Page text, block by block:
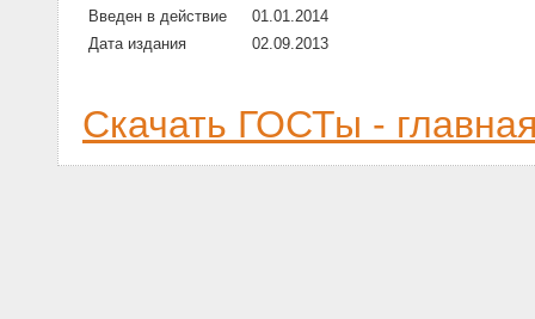
Введен в действие
01.01.2014
Дата издания
02.09.2013
Скачать ГОСТы -